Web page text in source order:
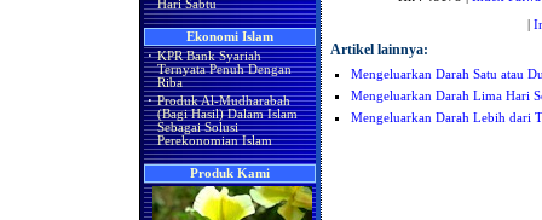
Hari Sabtu
Ekonomi Islam
· KPR Bank Syariah
Ternyata Penuh Dengan
Riba
· Produk Al-Mudharabah
(Bagi Hasil) Dalam Islam
Sebagai Solusi
Perekonomian Islam
Produk Kami
|
Artikel lainnya:
Mengeluarkan Darah Satu atau
Mengeluarkan Darah Lima Hari
Mengeluarkan Darah Lebih dari